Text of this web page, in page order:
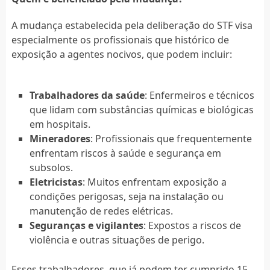
A mudança estabelecida pela deliberação do STF visa
especialmente os profissionais que histórico de
exposição a agentes nocivos, que podem incluir:
Trabalhadores da saúde: Enfermeiros e técnicos
que lidam com substâncias químicas e biológicas
em hospitais.
Mineradores: Profissionais que frequentemente
enfrentam riscos à saúde e segurança em
subsolos.
Eletricistas: Muitos enfrentam exposição a
condições perigosas, seja na instalação ou
manutenção de redes elétricas.
Seguranças e vigilantes: Expostos a riscos de
violência e outras situações de perigo.